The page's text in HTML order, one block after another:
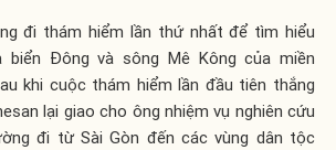
đi thám hiểm lần thứ nhất để tìm hiểu
biển Đông và sông Mê Kông của miền
khi cuộc thám hiểm lần đầu tiên thắng
lại giao cho ông nhiệm vụ nghiên cứu
đi từ Sài Gòn đến các vùng dân tộc